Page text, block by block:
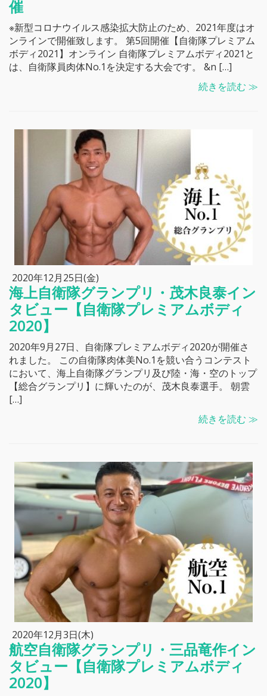
催
※新型コロナウイルス感染拡大防止のため、2021年度はオ
ンラインで開催致します。 第5回開催【自衛隊プレミアム
ボディ2021】オンライン 自衛隊プレミアムボディ2021と
は、自衛隊員肉体No.1を決定する大会です。 &n […]
続きを読む ≫
2020年12月25日(金)
海上自衛隊グランプリ・茂木良泰イン
タビュー【自衛隊プレミアムボディ
2020】
2020年9月27日、自衛隊プレミアムボディ2020が開催さ
れました。 この自衛隊肉体美No.1を競い合うコンテスト
において、海上自衛隊グランプリ及び陸・海・空のトップ
【総合グランプリ】に輝いたのが、茂木良泰選手。 朝雲
[…]
続きを読む ≫
2020年12月3日(木)
航空自衛隊グランプリ・三品竜作イン
タビュー【自衛隊プレミアムボディ
2020】